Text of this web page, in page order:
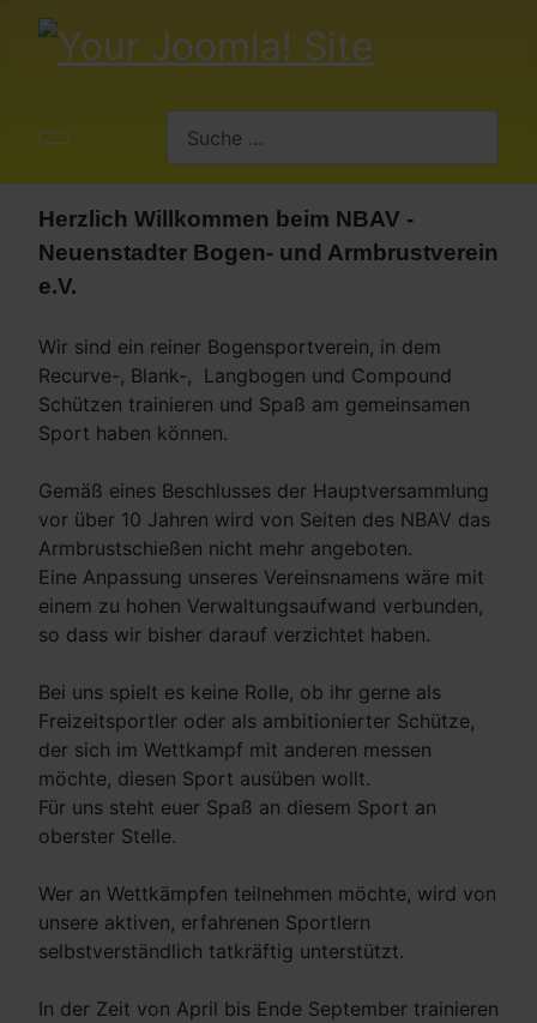
Herzlich Willkommen beim NBAV -
Neuenstadter Bogen- und Armbrustverein
e.V.
Wir sind ein reiner Bogensportverein, in dem
Recurve-, Blank-, Langbogen und Compound
Schützen trainieren und Spaß am gemeinsamen
Sport haben können.
Gemäß eines Beschlusses der Hauptversammlung
vor über 10 Jahren wird von Seiten des NBAV das
Armbrustschießen nicht mehr angeboten.
Eine Anpassung unseres Vereinsnamens wäre mit
einem zu hohen Verwaltungsaufwand verbunden,
so dass wir bisher darauf verzichtet haben.
Bei uns spielt es keine Rolle, ob ihr gerne als
Freizeitsportler oder als ambitionierter Schütze,
der sich im Wettkampf mit anderen messen
möchte, diesen Sport ausüben wollt.
Für uns steht euer Spaß an diesem Sport an
oberster Stelle.
Wer an Wettkämpfen teilnehmen möchte, wird von
unsere aktiven, erfahrenen Sportlern
selbstverständlich tatkräftig unterstützt.
In der Zeit von April bis Ende September trainieren